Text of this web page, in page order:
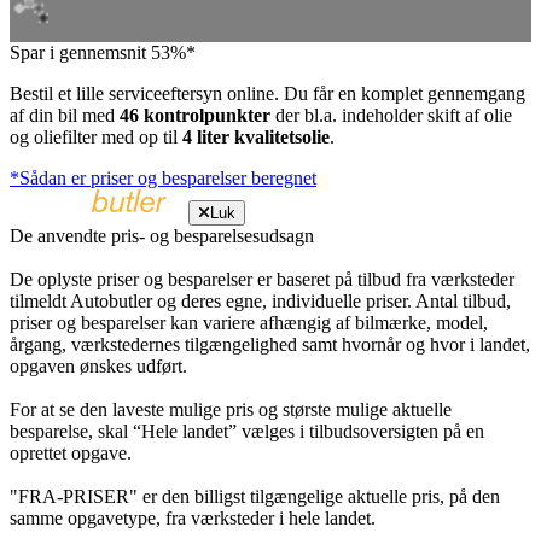
Spar i gennemsnit 53%*
Bestil et lille serviceeftersyn online. Du får en komplet gennemgang
af din bil med 46 kontrolpunkter der bl.a. indeholder skift af olie
og oliefilter med op til 4 liter kvalitetsolie.
*Sådan er priser og besparelser beregnet
Luk
De anvendte pris- og besparelsesudsagn
De oplyste priser og besparelser er baseret på tilbud fra værksteder
tilmeldt Autobutler og deres egne, individuelle priser. Antal tilbud,
priser og besparelser kan variere afhængig af bilmærke, model,
årgang, værkstedernes tilgængelighed samt hvornår og hvor i landet,
opgaven ønskes udført.
For at se den laveste mulige pris og største mulige aktuelle
besparelse, skal “Hele landet” vælges i tilbudsoversigten på en
oprettet opgave.
"FRA-PRISER" er den billigst tilgængelige aktuelle pris, på den
samme opgavetype, fra værksteder i hele landet.